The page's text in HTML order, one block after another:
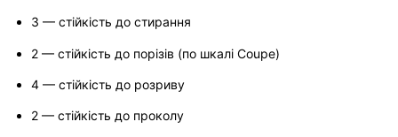
3 — стійкість до стирання
2 — стійкість до порізів (по шкалі Coupe)
4 — стійкість до розриву
2 — стійкість до проколу